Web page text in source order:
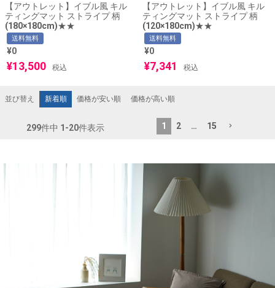
【アウトレット】イブル風 キル
ティングマット ストライプ 柄
(180×180cm)★★
送料無料
¥0
¥13,500 税込
【アウトレット】イブル風 キル
ティングマット ストライプ 柄
(120×180cm)★★
送料無料
¥0
¥7,341 税込
並び替え 新着順 価格が安い順 価格が高い順
299件中 1 -20件表示 1 2 … 15